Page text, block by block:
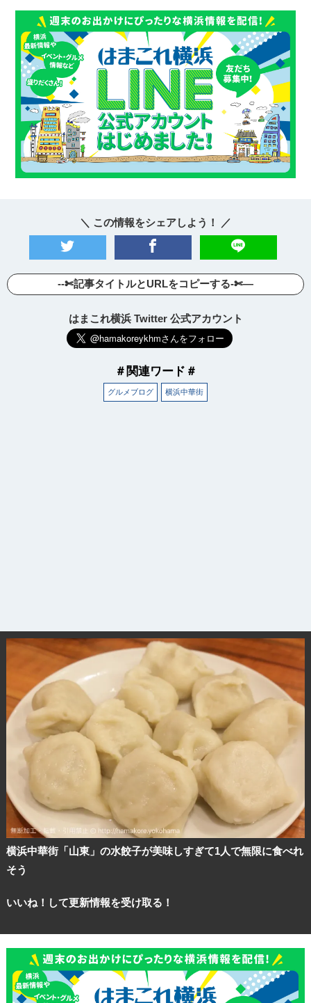
＼ この情報をシェアしよう！ ／
--✄記事タイトルとURLをコピーする-✄—
はまこれ横浜 Twitter 公式アカウント
＃関連ワード＃
グルメブログ 横浜中華街
横浜中華街「山東」の水餃子が美味しすぎて1人で無限に食べれ
そう
いいね！して更新情報を受け取る！